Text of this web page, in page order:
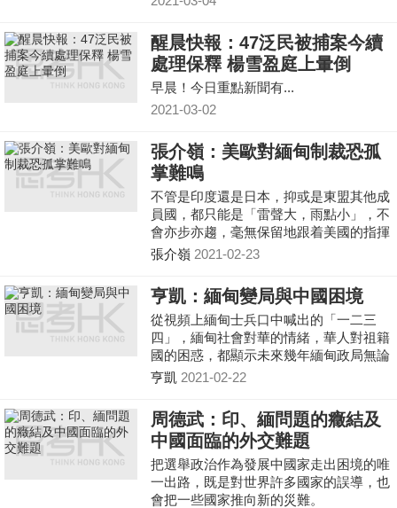
醒晨快報：47泛民被捕案今續
處理保釋 楊雪盈庭上暈倒
早晨！今日重點新聞有...
2021-03-02
張介嶺：美歐對緬甸制裁恐孤
掌難鳴
不管是印度還是日本，抑或是東盟其他成
員國，都只能是「雷聲大，雨點小」，不
會亦步亦趨，毫無保留地跟着美國的指揮
棒走。
張介嶺 2021-02-23
亨凱：緬甸變局與中國困境
從視頻上緬甸士兵口中喊出的「一二三
四」，緬甸社會對華的情緒，華人對祖籍
國的困惑，都顯示未來幾年緬甸政局無論
如何發展，中國在緬甸都將面臨更複雜的
亨凱 2021-02-22
周德武：印、緬問題的癥結及
中國面臨的外交難題
把選舉政治作為發展中國家走出困境的唯
一出路，既是對世界許多國家的誤導，也
會把一些國家推向新的災難。